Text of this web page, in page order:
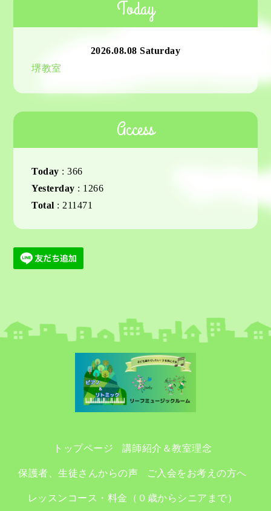
Today
2026.08.08 Saturday
堺教室
Access
Today :366
Yesterday : 1266
Total : 211471
トップページ 講師紹介＆教室理念
保護者、生徒さんからの声 ご入会をお考えの方へ
レッスンコース・料金（０歳からシニアまで）